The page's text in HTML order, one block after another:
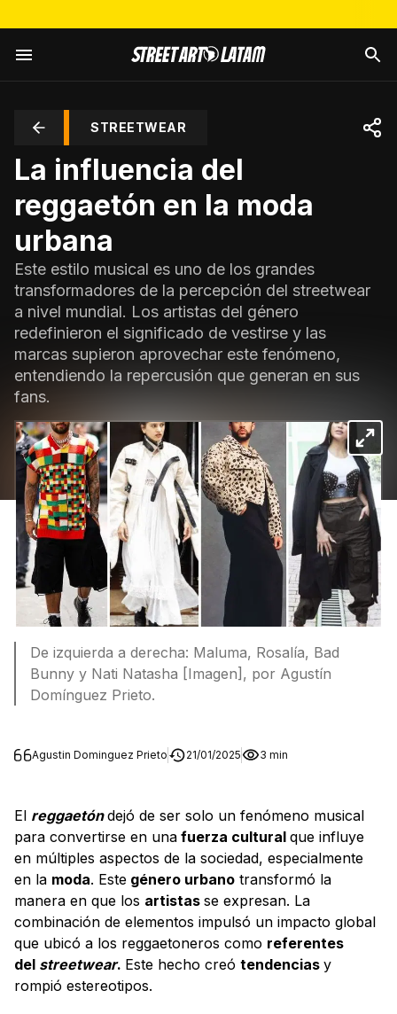
STREETWEAR
La influencia del
reggaetón en la moda
urbana
Este estilo musical es uno de los grandes
transformadores de la percepción del streetwear
a nivel mundial. Los artistas del género
redefinieron el significado de vestirse y las
marcas supieron aprovechar este fenómeno,
entendiendo la repercusión que generan en sus
fans.
De izquierda a derecha: Maluma, Rosalía, Bad
Bunny y Nati Natasha [Imagen], por Agustín
Domínguez Prieto.
Agustin Dominguez Prieto 21/01/2025 3 min
El reggaetóndejó de ser solo un fenómeno musical
para convertirse en una fuerza cultural que influye
en múltiples aspectos de la sociedad, especialmente
en la moda. Este género urbano transformó la
manera en que los artistas se expresan. La
combinación de elementos impulsó un impacto global
que ubicó a los reggaetoneros como referentes
del streetwear. Este hecho creó tendencias y
rompió estereotipos.